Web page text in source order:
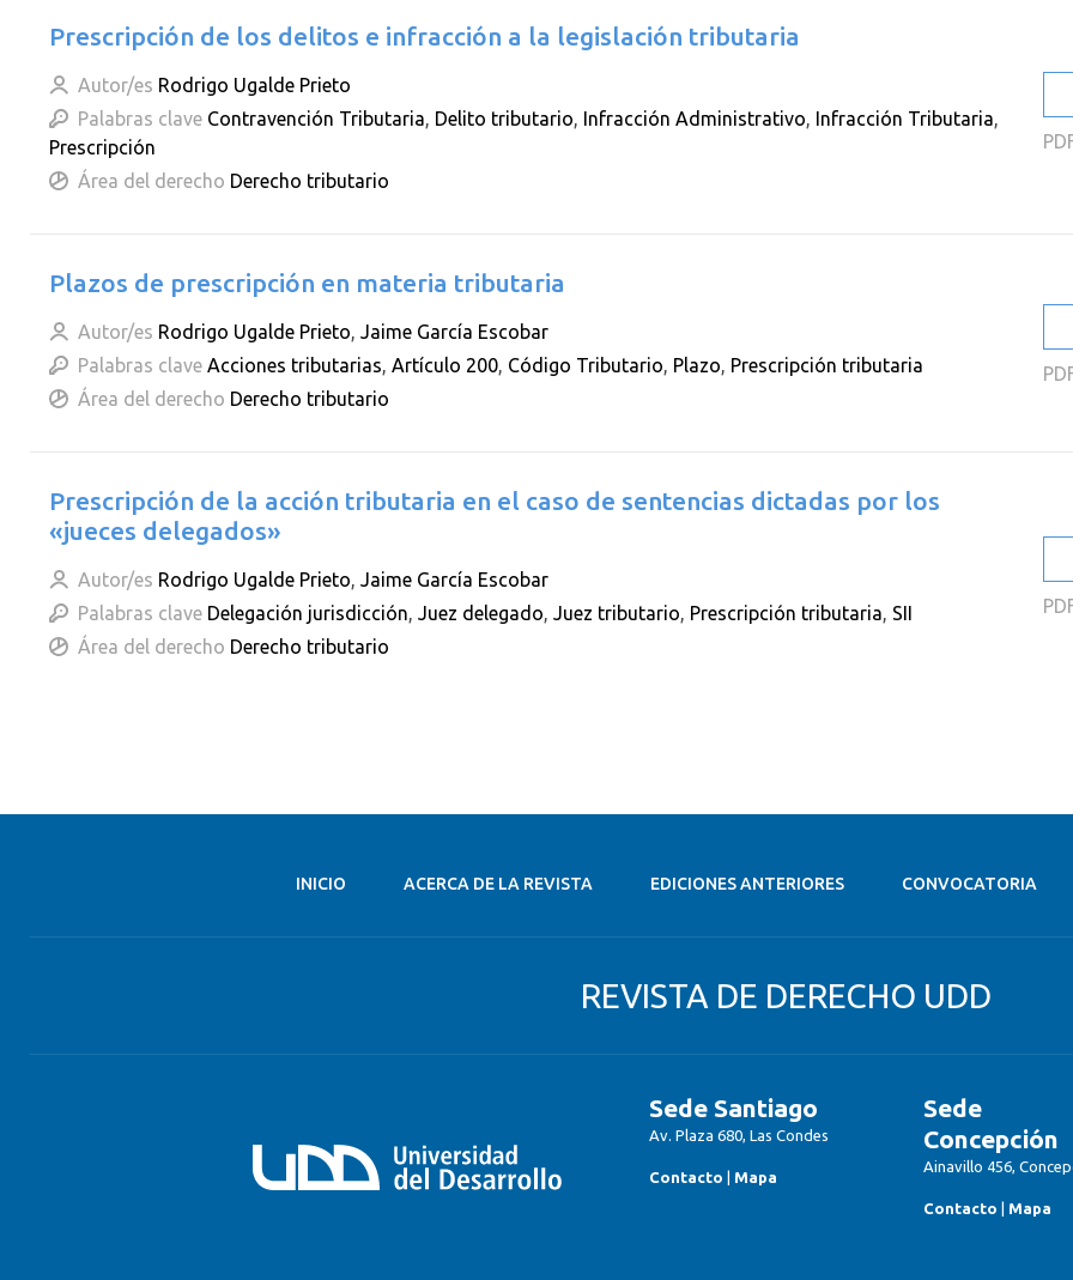
Prescripción de los delitos e infracción a la legislación tributaria
Autor/es Rodrigo Ugalde Prieto
Palabras clave Contravención Tributaria, Delito tributario, Infracción Administrativo, Infracción Tributaria,
Prescripción
Área del derecho Derecho tributario
Plazos de prescripción en materia tributaria
Autor/es Rodrigo Ugalde Prieto, Jaime García Escobar
Palabras clave Acciones tributarias, Artículo 200, Código Tributario, Plazo, Prescripción tributaria
Área del derecho Derecho tributario
Prescripción de la acción tributaria en el caso de sentencias dictadas por los
«jueces delegados»
Autor/es Rodrigo Ugalde Prieto, Jaime García Escobar
Palabras clave Delegación jurisdicción, Juez delegado, Juez tributario, Prescripción tributaria, SII
Área del derecho Derecho tributario
INICIO ACERCA DE LA REVISTA EDICIONES ANTERIORES CONVOCATORIA
REVISTA DE DERECHO UDD
Sede Santiago
Av. Plaza 680, Las Condes
Contacto Mapa
Sede
Concepción
Ainavillo 456,
Contacto Mapa